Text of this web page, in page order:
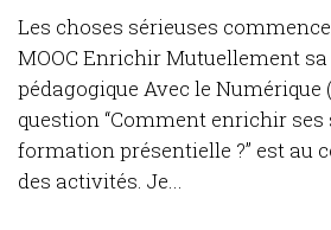
Les choses sérieuses
MOOC Enrichir Mutuellement
pédagogique Avec le Numérique
question “Comment enrichir ses
formation présentielle ?” est au
des activités. Je...